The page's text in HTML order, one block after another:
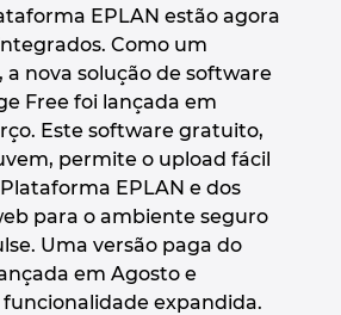
EPLAN estão agora
Como um
a nova solução de software
Free foi lançada em
Este software gratuito,
permite o upload fácil
EPLAN e dos
para o ambiente seguro
Uma versão paga do
em Agosto e
expandida.